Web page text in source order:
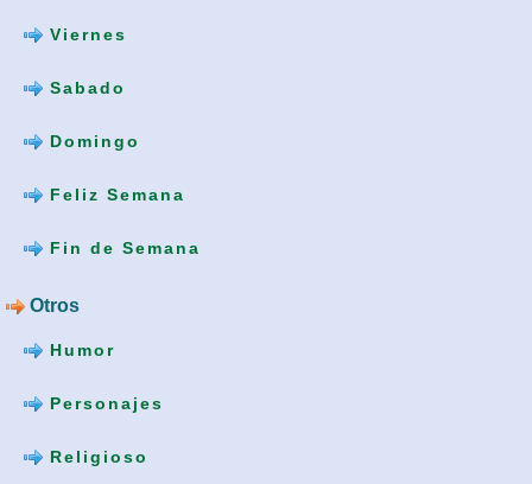
Viernes
Sabado
Domingo
Feliz Semana
Fin de Semana
Otros
Humor
Personajes
Religioso